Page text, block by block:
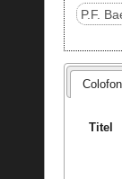
P.F.
Colofon
Titel